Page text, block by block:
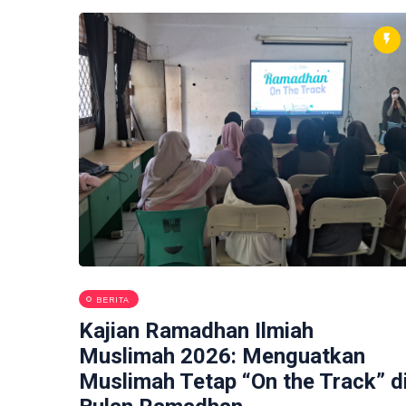
BERITA
Kajian Ramadhan Ilmiah
Muslimah 2026: Menguatkan
Muslimah Tetap “On the Track”